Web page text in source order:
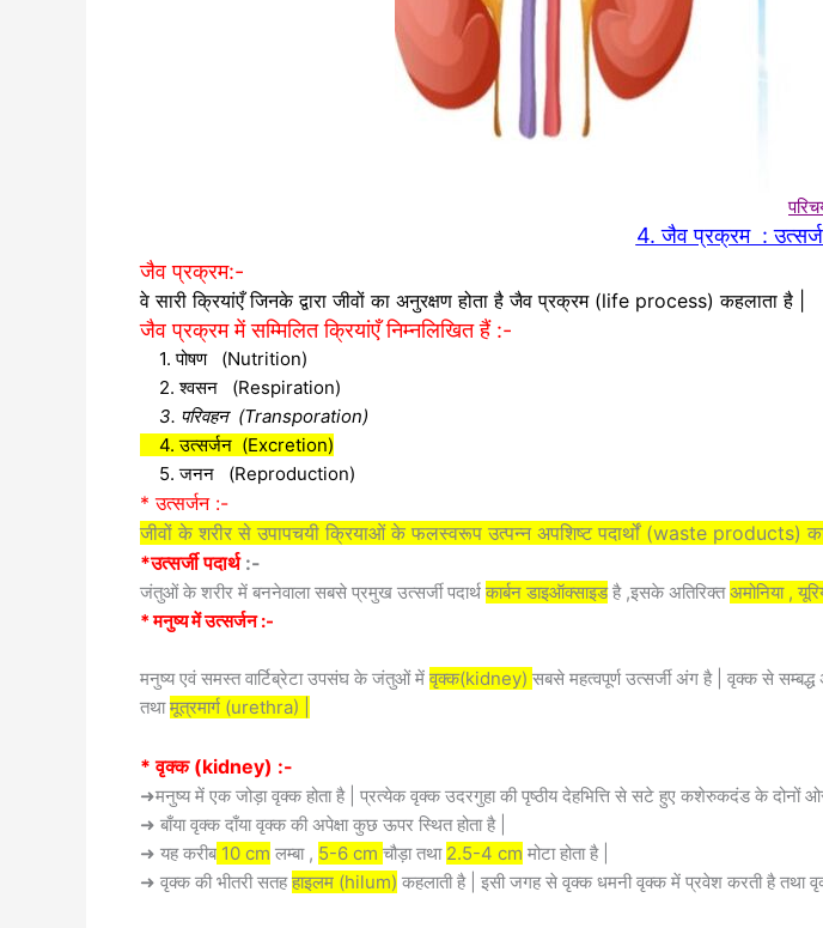
4. जैव प्रक्रम :
जैव प्रक्रम:-
वे सारी क्रियांएँ जिनके द्वारा जीवों का अनुरक्षण होता है जैव प्रक्रम (life process) कहलाता है |
जैव प्रक्रम में सम्मिलित क्रियांएँ निम्नलिखित हैं :-
1. पोषण (Nutrition)
2. श्वसन (Respiration)
3. परिवहन (Transporation)
4. उत्सर्जन (Excretion)
5. जनन (Reproduction)
* उत्सर्जन :-
जीवों के शरीर से उपापचयी क्रियाओं के फलस्वरूप उत्पन्न अपशिष्ट पदार्थों (waste products) का
*उत्सर्जी पदार्थ:-
जंतुओं के शरीर में बननेवाला सबसे प्रमुख उत्सर्जी पदार्थ कार्बन डाइऑक्साइडहै ,इसके अतिरिक्तअमोनिया ,
* मनुष्य में उत्सर्जन :-
मनुष्य एवं समस्त वार्टिब्रेटा उपसंघ के जंतुओं में वृक्क(kidney) सबसे महत्वपूर्ण उत्सर्जी अंग है | वृक्क से
तथामूत्रमार्ग (urethra) |
* वृक्क (kidney) :-
➜मनुष्य में एक जोड़ा वृक्क होता है | प्रत्येक वृक्क उदरगुहा की पृष्ठीय देहभित्ति से सटे हुए कशेरुकदंड के दोनों ओर
➜ बाँया वृक्क दाँया वृक्क की अपेक्षा कुछ ऊपर स्थित होता है |
➜ यह करीब 10 cm लम्बा , 5-6 cm चौड़ा तथा 2.5-4 cm मोटा होता है |
➜ वृक्क की भीतरी सतहहाइलम (hilum) कहलाती है | इसी जगह से वृक्क धमनी वृक्क में प्रवेश करती है तथा